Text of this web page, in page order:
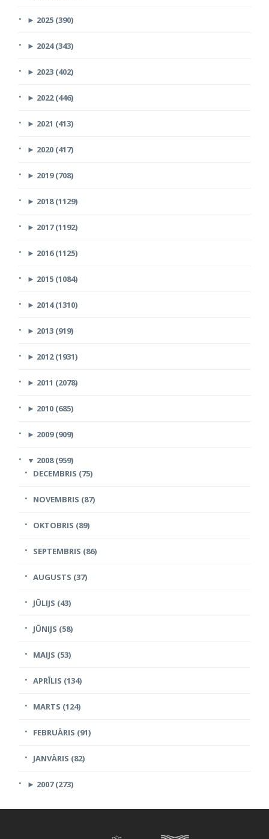
► 2025 (390)
► 2024 (343)
► 2023 (402)
► 2022 (446)
► 2021 (413)
► 2020 (417)
► 2019 (708)
► 2018 (1129)
► 2017 (1192)
► 2016 (1125)
► 2015 (1084)
► 2014 (1310)
► 2013 (919)
► 2012 (1931)
► 2011 (2078)
► 2010 (685)
► 2009 (909)
▼ 2008 (959)
DECEMBRIS (75)
NOVEMBRIS (87)
OKTOBRIS (89)
SEPTEMBRIS (86)
AUGUSTS (37)
JŪLIJS (43)
JŪNIJS (58)
MAIJS (53)
APRĪLIS (134)
MARTS (124)
FEBRUĀRIS (91)
JANVĀRIS (82)
► 2007 (273)